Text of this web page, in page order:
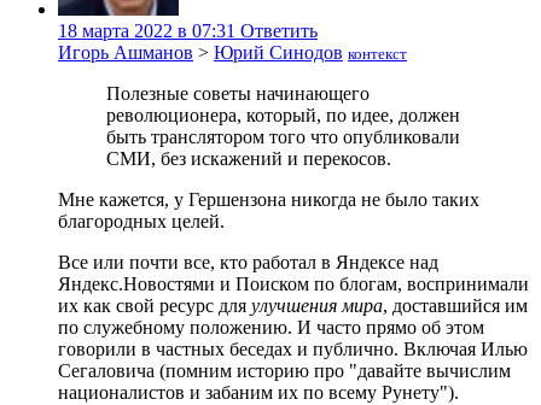
18 марта 2022 в 07:31 Ответить
Игорь Ашманов > Юрий Синодов контекст
Полезные советы начинающего
революционера, который, по идее, должен
быть транслятором того что опубликовали
СМИ, без искажений и перекосов.
Мне кажется, у Гершензона никогда не было таких
благородных целей.
Все или почти все, кто работал в Яндексе над
Яндекс.Новостями и Поиском по блогам, воспринимали
их как свой ресурс для улучшения мира, доставшийся им
по служебному положению. И часто прямо об этом
говорили в частных беседах и публично. Включая Илью
Сегаловича (помним историю про "давайте вычислим
националистов и забаним их по всему Рунету").